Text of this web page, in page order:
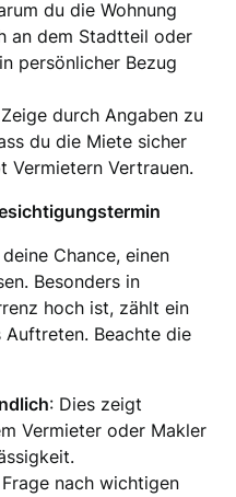
du die Wohnung
an dem Stadtteil oder
persönlicher Bezug
durch Angaben zu
du die Miete sicher
Vermietern Vertrauen.
Chance, einen
Besonders in
hoch ist, zählt ein
Beachte die
: Dies zeigt
Vermieter oder Makler
Frage nach wichtigen